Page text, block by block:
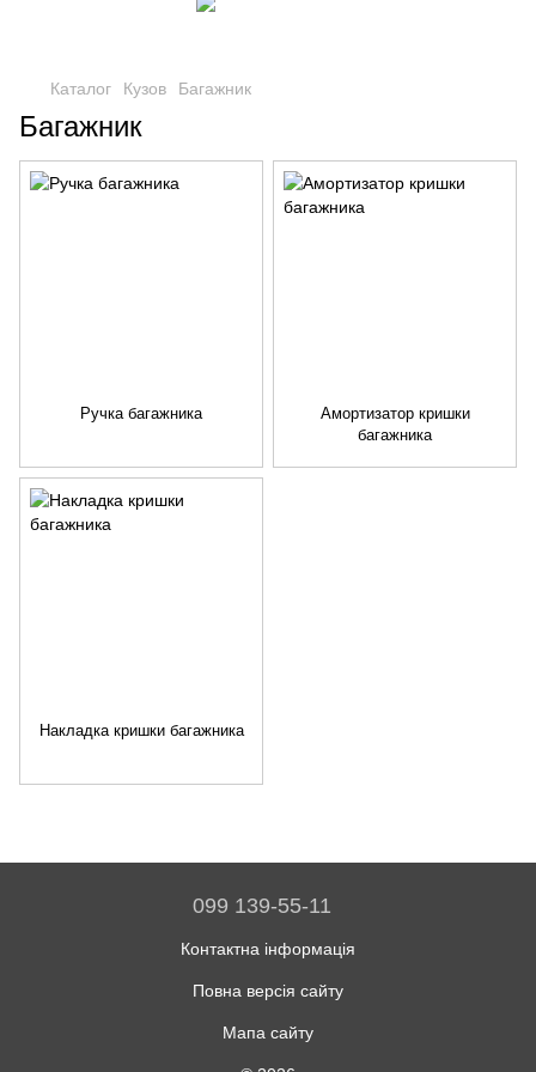
Каталог Кузов Багажник
Багажник
Ручка багажника
Амортизатор кришки
багажника
Накладка кришки багажника
099 139-55-11
Контактна інформація
Повна версія сайту
Мапа сайту